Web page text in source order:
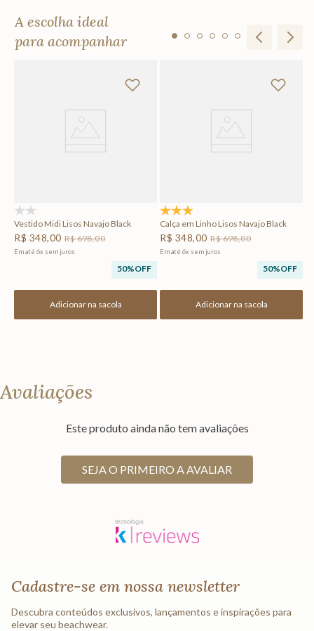
A escolha ideal
para acompanhar
Vestido Midi Lisos Navajo Black
R$ 348,00 R$698,00
Em até 6x sem juros
50%OFF
Adicionar na sacola
Calça em Linho Lisos Navajo Black
R$ 348,00 R$698,00
Em até 6x sem juros
50%OFF
Adicionar na sacola
Avaliações
Este produto ainda não tem avaliações
SEJA O PRIMEIRO A AVALIAR
Cadastre-se em nossa newsletter
Descubra conteúdos exclusivos, lançamentos e inspirações para
elevar seu beachwear.